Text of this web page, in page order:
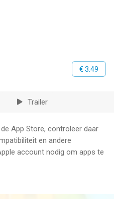
€ 3.49
Trailer
App Store, controleer daar
en andere
account nodig om apps te